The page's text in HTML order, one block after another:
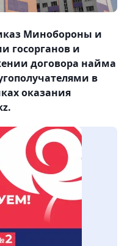
Минобороны и
госорганов и
договора найма
в
оказания